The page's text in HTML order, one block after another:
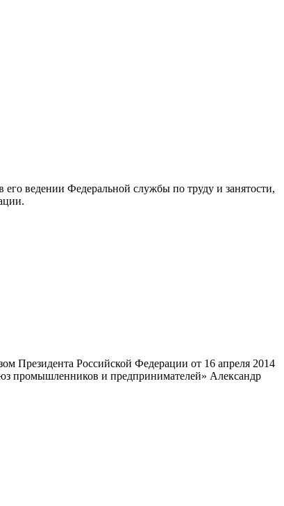
ведении Федеральной службы по труду и занятости,
Президента Российской Федерации от 16 апреля 2014
промышленников и предпринимателей» Александр